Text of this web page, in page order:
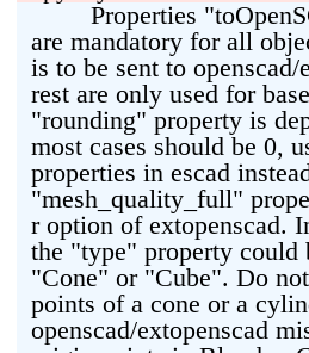
Properties
are mandatory for all
is to be sent to openscad/
rest are only used for
"rounding" property is
most cases should be 0,
properties in escad
"mesh_quality_full"
r option of extopenscad.
the "type" property could
"Cone" or "Cube". Do
points of a cone or a
openscad/extopenscad